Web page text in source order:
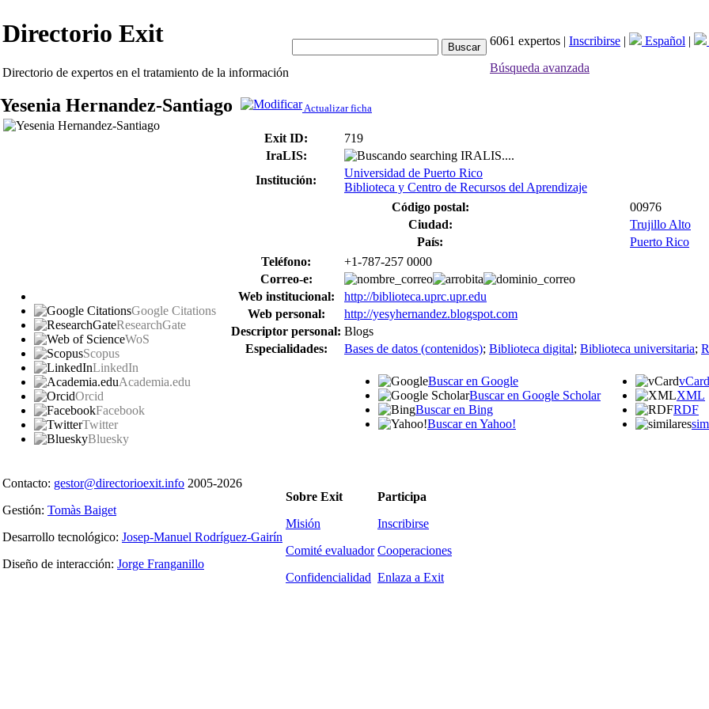
Directorio Exit
Directorio de expertos en el tratamiento de la información
6061 expertos | Inscribirse | Español |
Búsqueda avanzada
Yesenia Hernandez-Santiago Actualizar ficha
Google Citations
ResearchGate
WoS
Scopus
LinkedIn
Academia.edu
Orcid
Facebook
Twitter
Bluesky
Exit ID:
719
IraLIS:
searching IRALIS....
Institución:
Universidad de Puerto Rico
Biblioteca y Centro de Recursos del Aprendizaje
Código postal:
00976
Ciudad:
Trujillo Alto
País:
Puerto Rico
Teléfono:
+1-787-257 0000
Correo-e:
Web institucional:
http://biblioteca.uprc.upr.edu
Web personal:
http://yesyhernandez.blogspot.com
Descriptor personal: Blogs
Especialidades:
Bases de datos (contenidos); Biblioteca digital; Biblioteca universitaria;
Buscar en Google
Buscar en Google Scholar
Buscar en Bing
Buscar en Yahoo!
vCard
XML
RDF
Contacto: gestor@directorioexit.info 2005-2026
Gestión: Tomàs Baiget
Desarrollo tecnológico: Josep-Manuel Rodríguez-Gairín
Diseño de interacción: Jorge Franganillo
Sobre Exit
Misión
Comité evaluador
Confidencialidad
Participa
Inscribirse
Cooperaciones
Enlaza a Exit